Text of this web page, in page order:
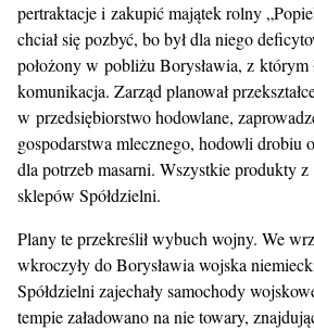
pertraktacje i zakupić majątek rolny
chciał się pozbyć, bo był dla niego
położony w pobliżu Borysławia, z którym
komunikacja. Zarząd planował
w przedsiębiorstwo hodowlane,
gospodarstwa mlecznego, hodowli drobiu
dla potrzeb masarni. Wszystkie produkty z
sklepów Spółdzielni.
Plany te przekreślił wybuch wojny. We
wkroczyły do Borysławia wojska
Spółdzielni zajechały samochody
tempie załadowano na nie towary,